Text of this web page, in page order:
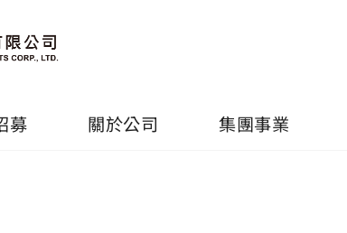
募 關於公司 集團事業